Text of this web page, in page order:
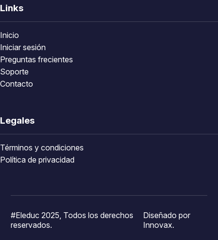
Links
Inicio
Iniciar sesión
Preguntas frecientes
Soporte
Contacto
Legales
Términos y condiciones
Política de privacidad
#Eleduc 2025, Todos los derechos
reservados.
Diseñado por
Innovax.